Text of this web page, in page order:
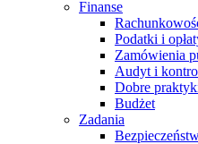
Finanse
Podatki i
Zamówienia
Audyt i
Dobre
Budżet
Zadania